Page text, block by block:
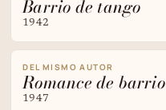
Barrio de tango
1942
DEL MISMO AUTOR
Romance de barrio
1947